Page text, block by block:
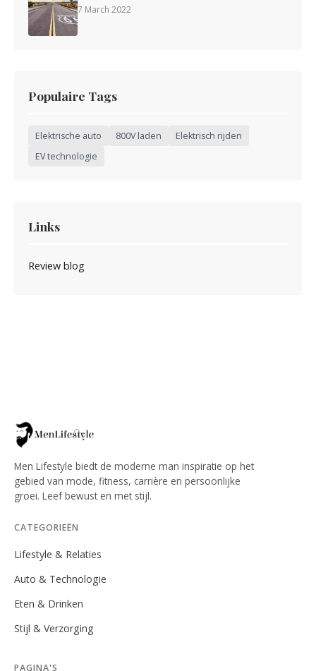
7 March 2022
Populaire Tags
Elektrische auto 800V laden
Elektrisch rijden
EV technologie
Links
Review blog
Men Lifestyle biedt de moderne man inspiratie op het
gebied van mode, fitness, carrière en persoonlijke
groei. Leef bewust en met stijl.
CATEGORIEËN
Lifestyle & Relaties
Auto & Technologie
Eten & Drinken
Stijl & Verzorging
PAGINA'S